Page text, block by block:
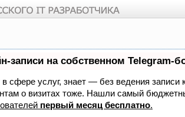
содержанию
записи на собственном Telegram-
в сфере услуг, знает — без ведения
о визитах тоже. Нашли самый
первый месяц бесплатно.